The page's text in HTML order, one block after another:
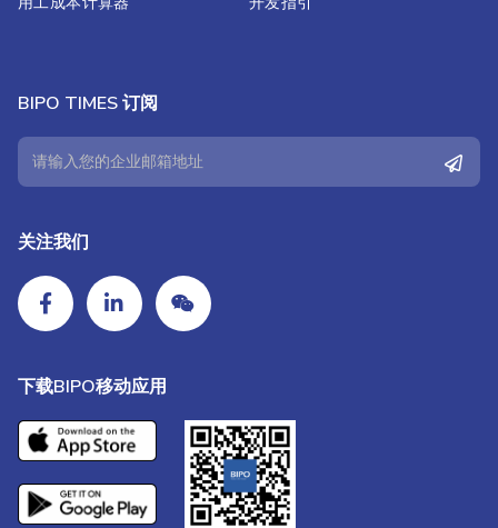
BIPO TIMES 订阅
关注我们
下载BIPO移动应用